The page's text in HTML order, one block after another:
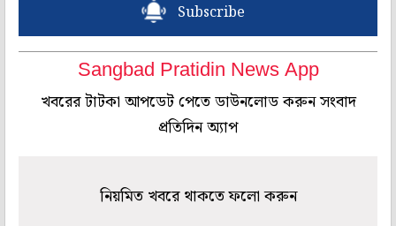
Subscribe
Sangbad Pratidin News App
খবরের টাটকা আপডেট পেতে ডাউনলোড করুন সংবাদ
প্রতিদিন অ্যাপ
নিয়মিত খবরে থাকতে ফলো করুন